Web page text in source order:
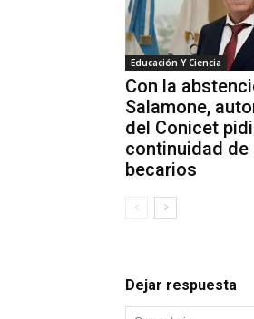
Educación Y Ciencia
Con la
Salamone,
del Conicet
continuidad de
becarios
Dejar respuesta